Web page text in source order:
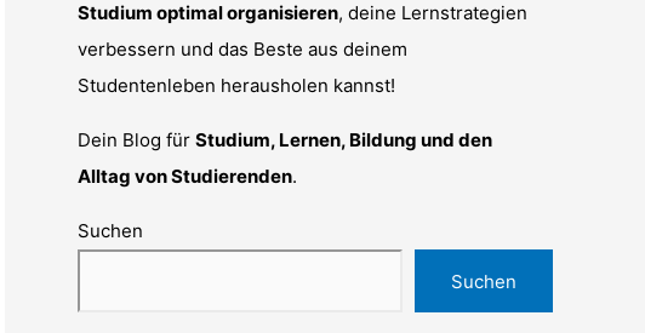
Studium optimal organisieren, deine Lernstrategien
verbessern und das Beste aus deinem
Studentenleben herausholen kannst!
Dein Blog für Studium, Lernen, Bildung und den
Alltag von Studierenden.
Suchen
Suchen